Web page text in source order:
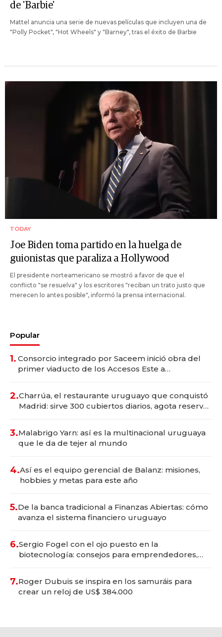
de 'Barbie'
Mattel anuncia una serie de nuevas películas que incluyen una de
"Polly Pocket", "Hot Wheels" y "Barney", tras el éxito de Barbie
TODAY
Joe Biden toma partido en la huelga de
guionistas que paraliza a Hollywood
El presidente norteamericano se mostró a favor de que el
conflicto "se resuelva" y los escritores "reciban un trato justo que
merecen lo antes posible", informó la prensa internacional.
Popular
1. Consorcio integrado por Saceem inició obra del
primer viaducto de los Accesos Este a
2.Charrúa, el restaurante uruguayo que conquistó
Madrid: sirve 300 cubiertos diarios, agota reservas
3.Malabrigo Yarn: así es la multinacional uruguaya
que le da de tejer al mundo
4.Así es el equipo gerencial de Balanz: misiones,
hobbies y metas para este año
5.De la banca tradicional a Finanzas Abiertas: cómo
avanza el sistema financiero uruguayo
6.Sergio Fogel con el ojo puesto en la
biotecnología: consejos para emprendedores,
7.Roger Dubuis se inspira en los samuráis para
crear un reloj de US$ 384.000